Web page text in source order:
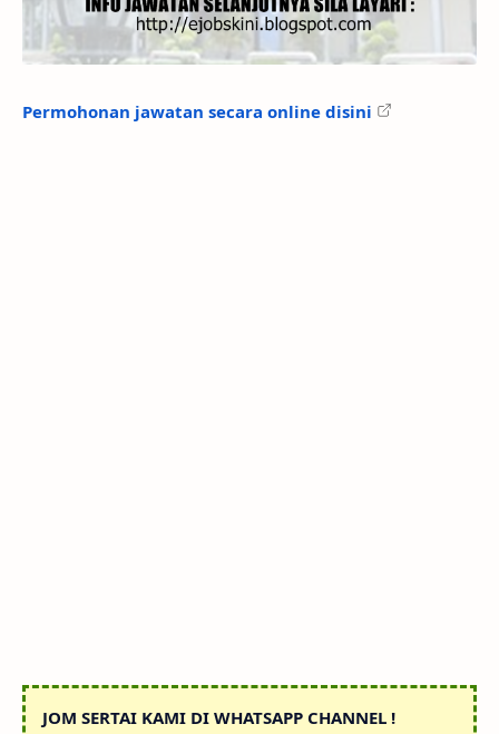
Permohonan jawatan secara online disini
JOM SERTAI KAMI DI WHATSAPP CHANNEL !